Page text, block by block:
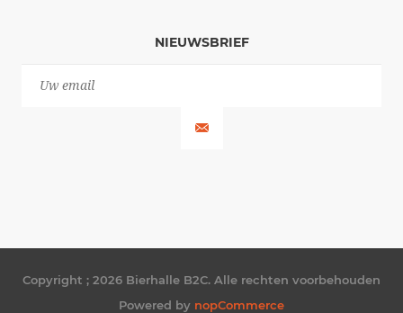
NIEUWSBRIEF
Copyright ; 2026 Bierhalle B2C. Alle rechten voorbehouden
Powered by nopCommerce